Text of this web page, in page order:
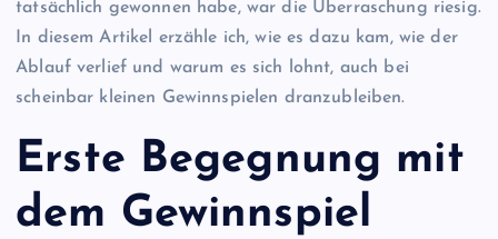
tatsächlich gewonnen habe, war die Überraschung riesig.
In diesem Artikel erzähle ich, wie es dazu kam, wie der
Ablauf verlief und warum es sich lohnt, auch bei
scheinbar kleinen Gewinnspielen dranzubleiben.
Erste Begegnung mit
dem Gewinnspiel